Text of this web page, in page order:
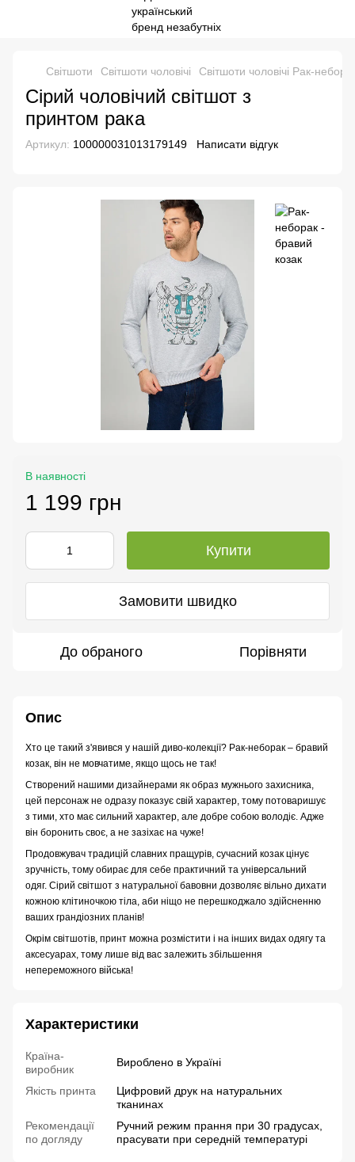
Свiтшоти Світшоти чоловічі Світшоти чоловічі Рак-
Сірий чоловічий світшот з
принтом рака
Артикул: 100000031013179149 Написати відгук
В наявності
1 199 грн
Купити
Замовити швидко
До обраного Порівняти
Опис
Хто це такий з'явився у нашій диво-колекції? Рак-неборак – бравий
козак, він не мовчатиме, якщо щось не так!
Створений нашими дизайнерами як образ мужнього захисника,
цей персонаж не одразу показує свій характер, тому потоваришує
з тими, хто має сильний характер, але добре собою володіє. Адже
він боронить своє, а не зазіхає на чуже!
Продовжувач традицій славних пращурів, сучасний козак цінує
зручність, тому обирає для себе практичний та універсальний
одяг. Сірий світшот з натуральної бавовни дозволяє вільно дихати
кожною клітиночкою тіла, аби ніщо не перешкоджало здійсненню
ваших грандіозних планів!
Окрім світшотів, принт можна розмістити і на інших видах одягу та
аксесуарах, тому лише від вас залежить збільшення
непереможного війська!
Характеристики
Країна-
виробник
Вироблено в Україні
Якість принта
Цифровий друк на натуральних
тканинах
Рекомендації
по догляду
Ручний режим прання при 30 градусах,
прасувати при середній температурі